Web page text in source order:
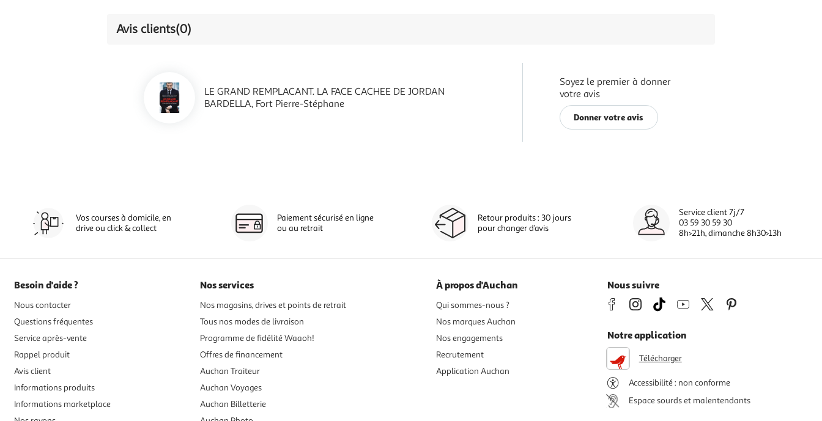
Avis clients(0)
LE GRAND REMPLACANT. LA FACE CACHEE DE JORDAN
BARDELLA, Fort Pierre-Stéphane
Soyez le premier à donner
votre avis
Donner votre avis
Vos courses à domicile, en
drive ou click & collect
Paiement sécurisé en ligne
ou au retrait
Retour produits : 30 jours
pour changer d’avis
Service client 7j/7
03 59 30 59 30
8h>21h, dimanche 8h30>13h
Besoin d'aide ?
Nous contacter
Questions fréquentes
Service après-vente
Rappel produit
Avis client
Informations produits
Informations marketplace
Nos services
Nos magasins, drives et points de retrait
Tous nos modes de livraison
Programme de fidélité Waaoh!
Offres de financement
Auchan Traiteur
Auchan Voyages
Auchan Billetterie
À propos d'Auchan
Qui sommes-nous ?
Nos marques Auchan
Nos engagements
Recrutement
Application Auchan
Nous suivre
Notre application
Télécharger
Accessibilité : non conforme
Espace sourds et malentendants